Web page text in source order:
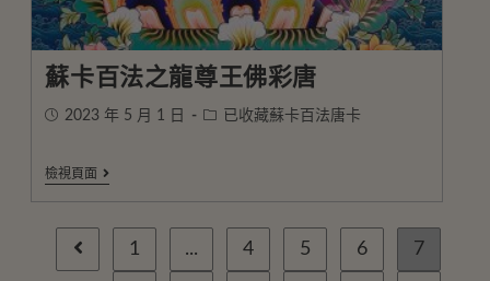
蘇卡百法之龍尊王佛彩唐
2023 年 5 月 1 日 已收藏蘇卡百法唐卡
檢視頁面
1 ... 4 5 6 7